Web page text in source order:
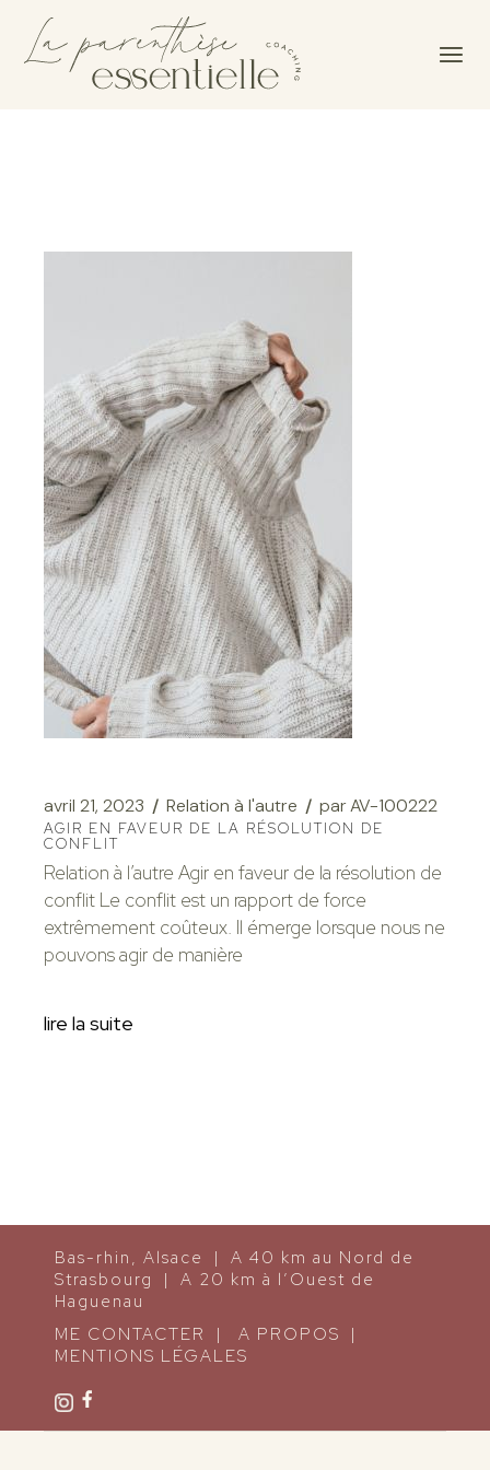
avril 21, 2023 Relation à l'autre parAV-100222
AGIR EN FAVEUR DE LA RÉSOLUTION DE
CONFLIT
Relation à l’autre Agir en faveur de la résolution de
conflit Le conflit est un rapport de force
extrêmement coûteux. Il émerge lorsque nous ne
pouvons agir de manière
lire la suite
Bas-rhin, Alsace | A 40 km au Nord de
Strasbourg | A 20 km à l’Ouest de
Haguenau
ME CONTACTER
| A PROPOS |
MENTIONS LÉGALES